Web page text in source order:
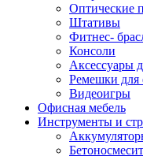
Оптические
Штативы
Фитнес-
Консоли
Аксессуары
Ремешки для
Видеоигры
Офисная мебель
Инструменты и